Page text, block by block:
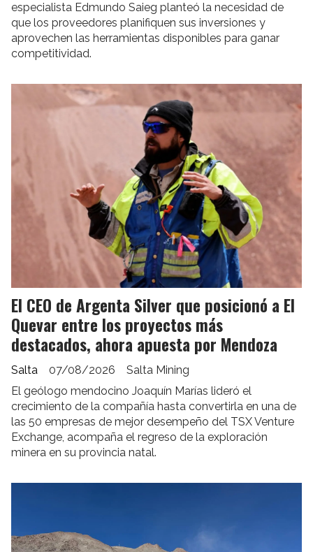
especialista Edmundo Saieg planteó la necesidad de
que los proveedores planifiquen sus inversiones y
aprovechen las herramientas disponibles para ganar
competitividad.
El CEO de Argenta Silver que posicionó a El
Quevar entre los proyectos más
destacados, ahora apuesta por Mendoza
Salta Mining
Salta
07/08/2026
El geólogo mendocino Joaquín Marías lideró el
crecimiento de la compañía hasta convertirla en una de
las 50 empresas de mejor desempeño del TSX Venture
Exchange, acompaña el regreso de la exploración
minera en su provincia natal.